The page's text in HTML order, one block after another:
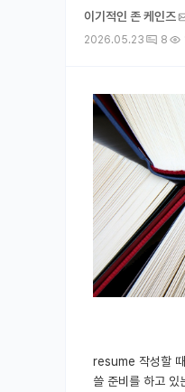
이기적인 존 케인즈
2026.05.23 8
resume 작성할
쓸 준비를 하고 있